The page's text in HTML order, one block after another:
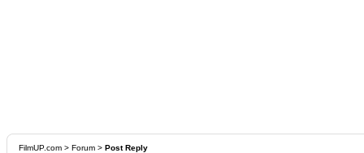
FilmUP.com > Forum > Post Reply